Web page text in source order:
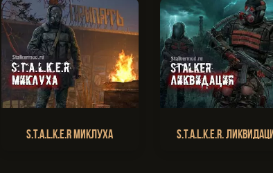
S.T.A.L.K.E.R Миклуха S.T.A.L.K.E.R.